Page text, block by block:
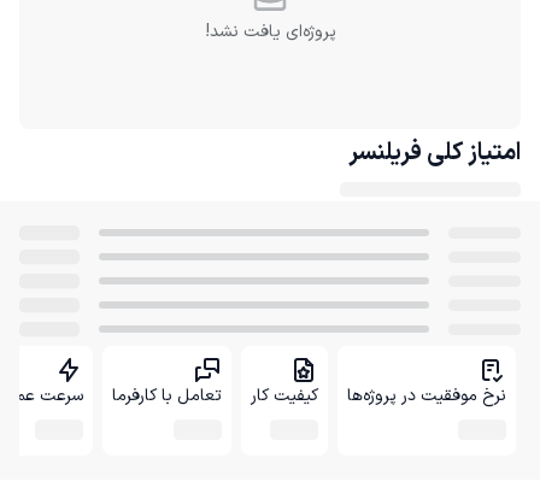
پروژه‌ای یافت نشد!
امتیاز کلی فریلنسر
نرخ موفقیت در پروژه‌ها کیفیت کار تعامل با کارفرما سرعت عمل